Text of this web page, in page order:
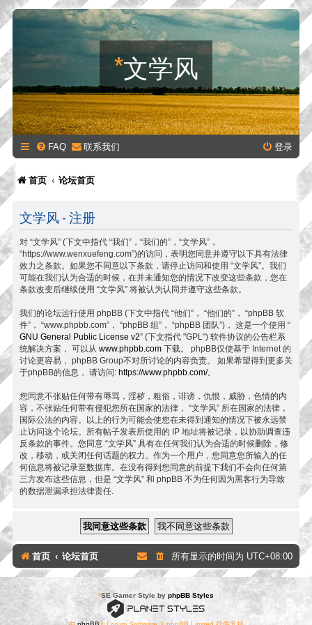
*文学风
FAQ 联系我们 登录
首页 论坛首页
文学风 - 注册
对 “文学风” (下文中指代 “我们”，“我们的”，“文学风”，
“https://www.wenxuefeng.com”)的访问，表明您同意并遵守以下具有法律
效力之条款。如果您不同意以下条款，请停止访问和使用 “文学风”。我们
可能在我们认为合适的时候，在并未通知您的情况下改变这些条款，您在
条款改变后继续使用 “文学风” 将被认为认同并遵守这些条款。
我们的论坛运行使用 phpBB (下文中指代 “他们”， “他们的”， “phpBB 软
件”， “www.phpbb.com”， “phpBB 组”， “phpBB 团队”)， 这是一个使用 “
GNU General Public License v2” (下文指代 "GPL") 软件协议的公告栏系
统解决方案， 可以从 www.phpbb.com 下载。 phpBB仅使基于 Internet 的
讨论更容易， phpBB Group不对所讨论的内容负责。 如果希望得到更多关
于phpBB的信息， 请访问: https://www.phpbb.com/。
您同意不张贴任何带有辱骂，淫秽，粗俗，诽谤，仇恨，威胁，色情的内
容，不张贴任何带有侵犯您所在国家的法律， “文学风” 所在国家的法律，
国际公法的内容。以上的行为可能会使您在未得到通知的情况下被永远禁
止访问这个论坛。所有帖子发表所使用的 IP 地址将被记录，以协助调查违
反条款的事件。您同意 “文学风” 具有在任何我们认为合适的时候删除，修
改，移动，或关闭任何话题的权力。作为一个用户，您同意您所输入的任
何信息将被记录至数据库。在没有得到您同意的前提下我们不会向任何第
三方发布这些信息，但是 “文学风” 和 phpBB 不为任何因为黑客行为导致
的数据泄漏承担法律责任.
首页 论坛首页 所有显示的时间为 UTC+08:00
*SE Gamer Style by phpBB Styles